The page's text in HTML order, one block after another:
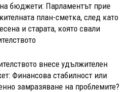
бюджети: Парламентът прие
план-сметка, след като
и старата, която свали
внесе удължителен
Финансова стабилност или
замразяване на проблемите?